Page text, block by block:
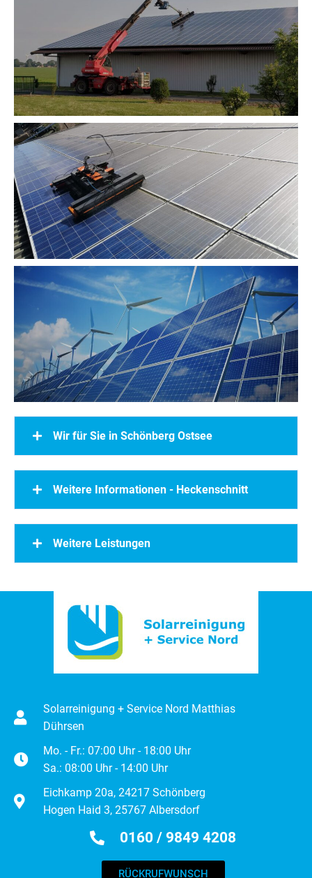
Wir für Sie in Schönberg Ostsee
Weitere Informationen - Heckenschnitt
Weitere Leistungen
Solarreinigung + Service Nord Matthias
Dührsen
Mo. - Fr.: 07:00 Uhr - 18:00 Uhr
Sa.: 08:00 Uhr - 14:00 Uhr
Eichkamp 20a, 24217 Schönberg
Hogen Haid 3, 25767 Albersdorf
0160 / 9849 4208
RÜCKRUFWUNSCH